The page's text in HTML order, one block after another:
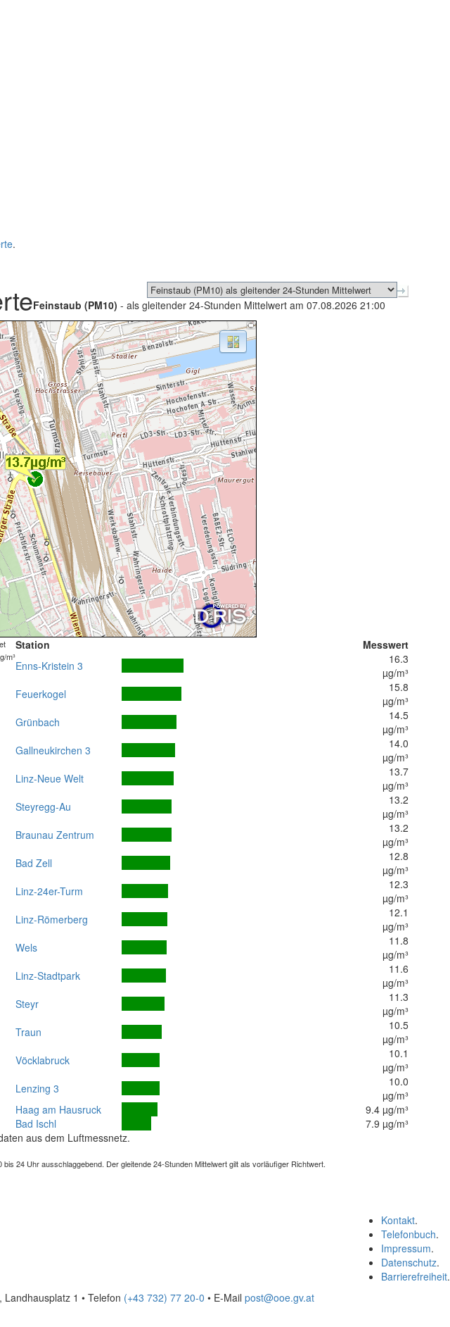
.
Feinstaub (PM10) - als gleitender 24-Stunden Mittelwert am 07.08.2026 21:00
m³
Station
Messwert
Enns-Kristein 3
16.3
µg/m³
Feuerkogel
15.8
µg/m³
Grünbach
14.5
µg/m³
Gallneukirchen 3
14.0
µg/m³
Linz-Neue Welt
13.7
µg/m³
Steyregg-Au
13.2
µg/m³
Braunau Zentrum
13.2
µg/m³
Bad Zell
12.8
µg/m³
Linz-24er-Turm
12.3
µg/m³
Linz-Römerberg
12.1
µg/m³
Wels
11.8
µg/m³
Linz-Stadtpark
11.6
µg/m³
Steyr
11.3
µg/m³
Traun
10.5
µg/m³
Vöcklabruck
10.1
µg/m³
Lenzing 3
10.0
µg/m³
Haag am Hausruck
9.4 µg/m³
Bad Ischl
7.9 µg/m³
aus dem Luftmessnetz.
24 Uhr ausschlaggebend. Der gleitende 24-Stunden Mittelwert gilt als vorläufiger Richtwert.
Kontakt.
Telefonbuch.
Impressum.
Datenschutz.
Barrierefreiheit.
1 • Telefon (+43 732) 77 20-0 • E-Mail post@ooe.gv.at